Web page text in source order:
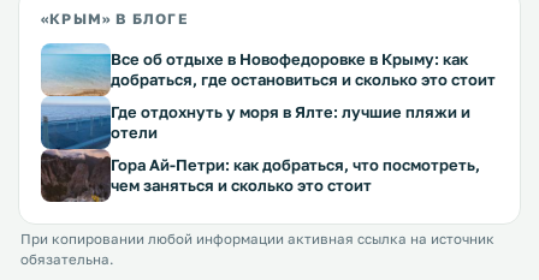
«КРЫМ» В БЛОГЕ
Все об отдыхе в Новофедоровке в Крыму: как
добраться, где остановиться и сколько это стоит
Где отдохнуть у моря в Ялте: лучшие пляжи и
отели
Гора Ай-Петри: как добраться, что посмотреть,
чем заняться и сколько это стоит
При копировании любой информации активная ссылка на источник
обязательна.